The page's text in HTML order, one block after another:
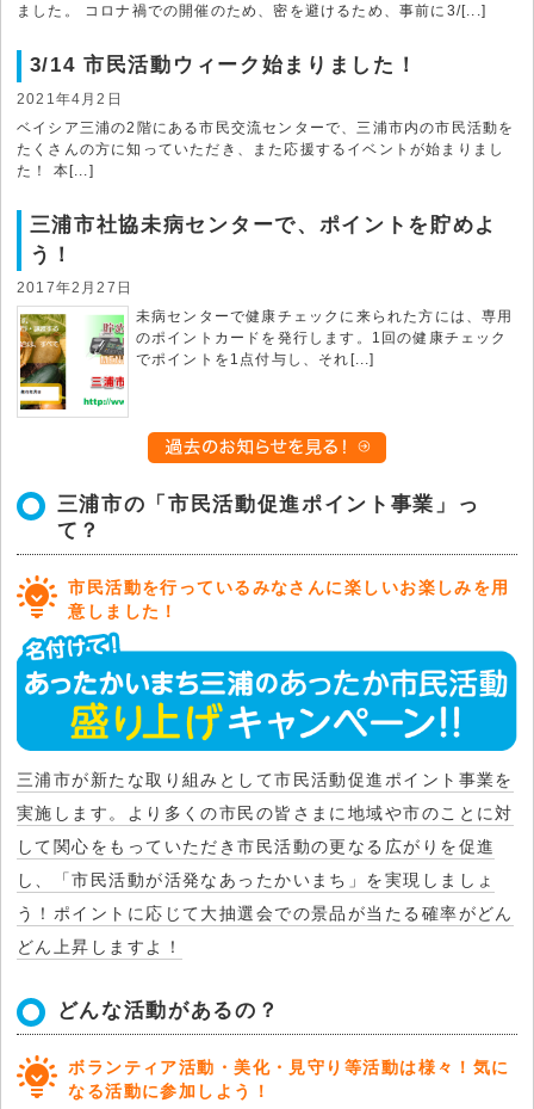
ました。 コロナ禍での開催のため、密を避けるため、事前に3/[...]
3/14 市民活動ウィーク始まりました！
2021年4月2日
ベイシア三浦の2階にある市民交流センターで、三浦市内の市民活動を
たくさんの方に知っていただき、また応援するイベントが始まりまし
た！ 本[...]
三浦市社協未病センターで、ポイントを貯めよ
う！
2017年2月27日
未病センターで健康チェックに来られた方には、専用
のポイントカードを発行します。1回の健康チェック
でポイントを1点付与し、それ[...]
三浦市の「市民活動促進ポイント事業」っ
て？
市民活動を行っているみなさんに楽しいお楽しみを用
意しました！
三浦市が新たな取り組みとして市民活動促進ポイント事業を
実施します。より多くの市民の皆さまに地域や市のことに対
して関心をもっていただき市民活動の更なる広がりを促進
し、「市民活動が活発なあったかいまち」を実現しましょ
う！ポイントに応じて大抽選会での景品が当たる確率がどん
どん上昇しますよ！
どんな活動があるの？
ボランティア活動・美化・見守り等活動は様々！気に
なる活動に参加しよう！